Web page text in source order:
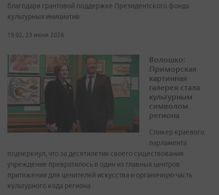
благодаря грантовой поддержке Президентского фонда
культурных инициатив
19:02, 23 июня 2026
Волошко:
Приморская
картинная
галерея стала
культурным
символом
региона
Спикер краевого
парламента
подчеркнул, что за десятилетия своего существования
учреждение превратилось в один из главных центров
притяжения для ценителей искусства и органичную часть
культурного кода региона